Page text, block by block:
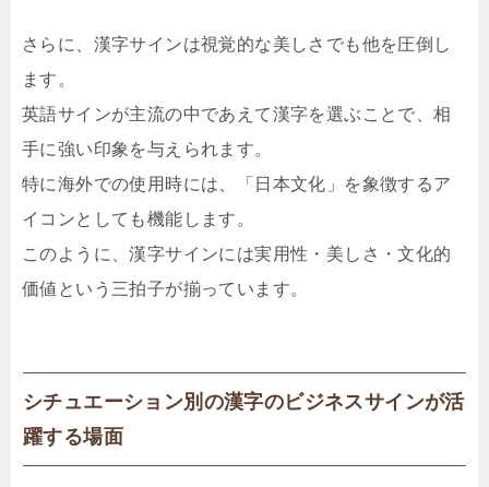
さらに、漢字サインは視覚的な美しさでも他を圧倒し
ます。
英語サインが主流の中であえて漢字を選ぶことで、相
手に強い印象を与えられます。
特に海外での使用時には、「日本文化」を象徴するア
イコンとしても機能します。
このように、漢字サインには実用性・美しさ・文化的
価値という三拍子が揃っています。
シチュエーション別の漢字のビジネスサインが活
躍する場面